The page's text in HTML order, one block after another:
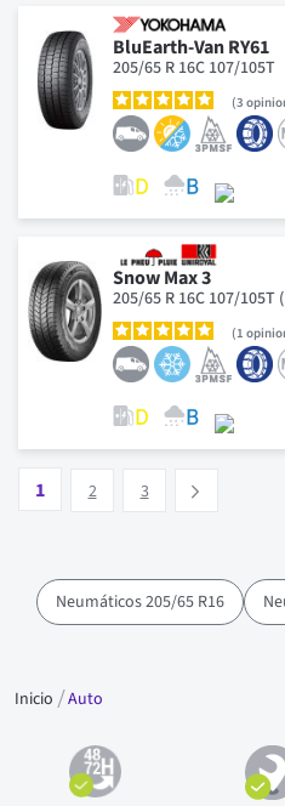
BluEarth-Van RY61
205/65 R 16C 107/105T
3
Snow Max 3
205/65 R 16C 107/105T
1
Vous lisez actuellement la page
1 2 3
Neumáticos 205/65 R16
Inicio Auto